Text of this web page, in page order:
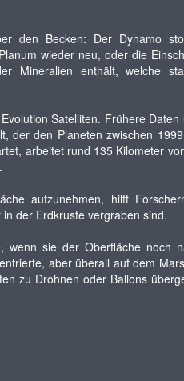
den Becken: Der Dynamo
wieder neu, oder die
Mineralien enthält, welche
Satelliten. Frühere Daten
der den Planeten zwischen
arbeitet rund 135 Kilometer
aufzunehmen, hilft
der Erdkruste vergraben sind.
wenn sie der Oberfläche noch
aber überall auf dem
zu Drohnen oder Ballons